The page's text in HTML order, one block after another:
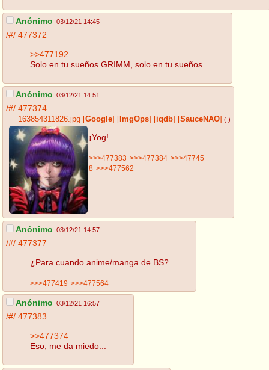
Anónimo 03/12/21 14:45
/#/ 477372
>>477192
Solo en tu sueños GRIMM, solo en tu sueños.
Anónimo 03/12/21 14:51
/#/ 477374
163854311826.jpg Google ImgOps iqdb SauceNAO ( )
¡Yog!
>>>477383 >>>477384 >>>47745
8 >>>477562
Anónimo 03/12/21 14:57
/#/ 477377
¿Para cuando anime/manga de BS?
>>>477419 >>>477564
Anónimo 03/12/21 16:57
/#/ 477383
>>477374
Eso, me da miedo...